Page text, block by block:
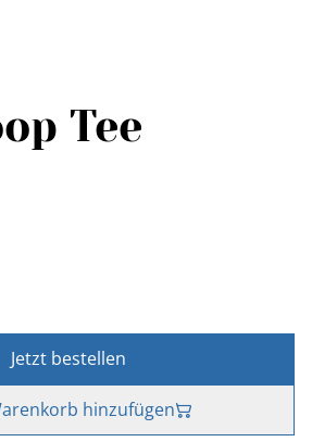
Tee
Jetzt bestellen
hinzufügen